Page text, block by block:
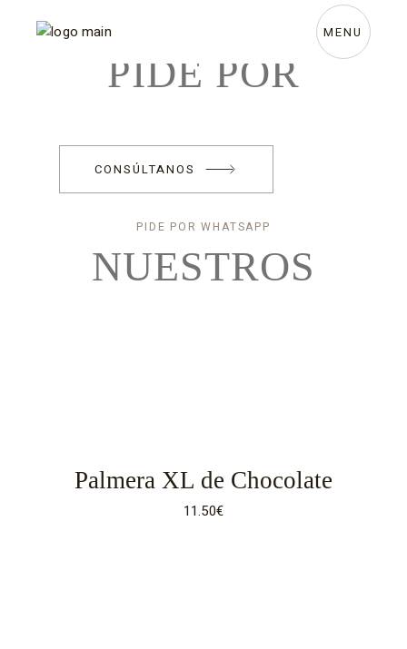
MENU
PIDE POR
CONSÚLTANOS
PIDE POR WHATSAPP
NUESTROS
Palmera XL de Chocolate
11.50€